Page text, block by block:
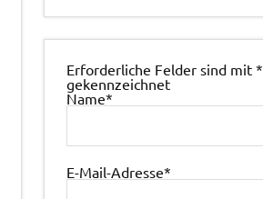
Erforderliche Felder sind mit*
gekennzeichnet
Name*
E-Mail-Adresse*